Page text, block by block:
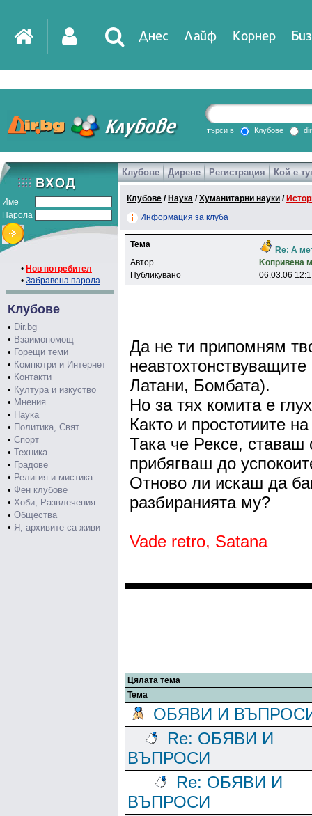
Днес Лайф Корнер
DirTV Impressio
Games
търси в Клубове
Име
Парола
• Нов потребител
• Забравена парола
Клубове
• Dir.bg
• Взаимопомощ
• Горещи теми
• Компютри и Интернет
• Контакти
• Култура и изкуство
• Мнения
• Наука
• Политика, Свят
• Спорт
• Техника
• Градове
• Религия и мистика
• Фен клубове
• Хоби, Развлечения
• Общества
• Я, архивите са живи
Клубове Дирене Регистрация Кой е
Клубове / Наука /Хуманитарни науки /
Информация за клуба
Тема
Re: А
Автор
Koпpивeнa
Публикувано
06.03.06
Да не ти припомням
Латани, Бомбата).
Но за тях комита е
Както и простотиите
Така че Рексе,
прибягваш до
Отново ли искаш да
разбиранията му?
Vade retro, Satana
Цялата тема
Тема
ОБЯВИ И
Re: ОБЯВИ И
ВЪПРОСИ
Re: ОБЯВИ И
ВЪПРОСИ